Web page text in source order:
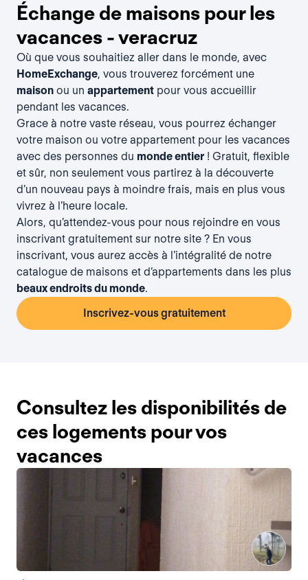
Échange de maisons pour les
vacances - veracruz
Où que vous souhaitiez aller dans le monde, avec
HomeExchange, vous trouverez forcément une
maison ou un appartement pour vous accueillir
pendant les vacances.
Grace à notre vaste réseau, vous pourrez échanger
votre maison ou votre appartement pour les vacances
avec des personnes du monde entier ! Gratuit, flexible
et sûr, non seulement vous partirez à la découverte
d’un nouveau pays à moindre frais, mais en plus vous
vivrez à l’heure locale.
Alors, qu’attendez-vous pour nous rejoindre en vous
inscrivant gratuitement sur notre site ? En vous
inscrivant, vous aurez accès à l’intégralité de notre
catalogue de maisons et d’appartements dans les plus
beaux endroits du monde.
Inscrivez-vous gratuitement
Consultez les disponibilités de
ces logements pour vos
vacances